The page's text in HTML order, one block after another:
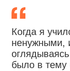
Когда я
ненужными,
было в тему